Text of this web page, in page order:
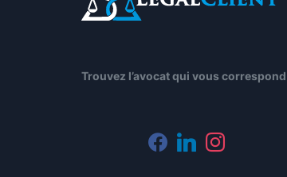
Trouvez l’avocat qui vous correspond
facebooklinkedininstagram